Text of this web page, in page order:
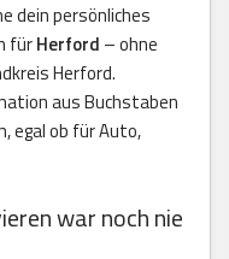
dein persönliches
fürHerford – ohne
Herford.
aus Buchstaben
egal ob für Auto,
war noch nie